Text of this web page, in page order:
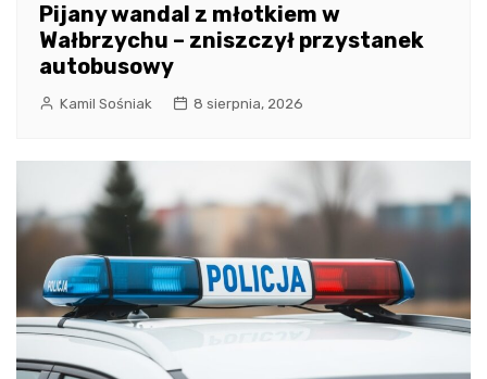
Pijany wandal z młotkiem w
Wałbrzychu – zniszczył przystanek
autobusowy
Kamil Sośniak 8 sierpnia, 2026